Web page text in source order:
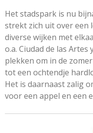
Het stadspark is nu
strekt zich uit over een
diverse wijken met
o.a. Ciudad de las
plekken om in de
tot een ochtendje
Het is daarnaast zalig
voor een appel en een